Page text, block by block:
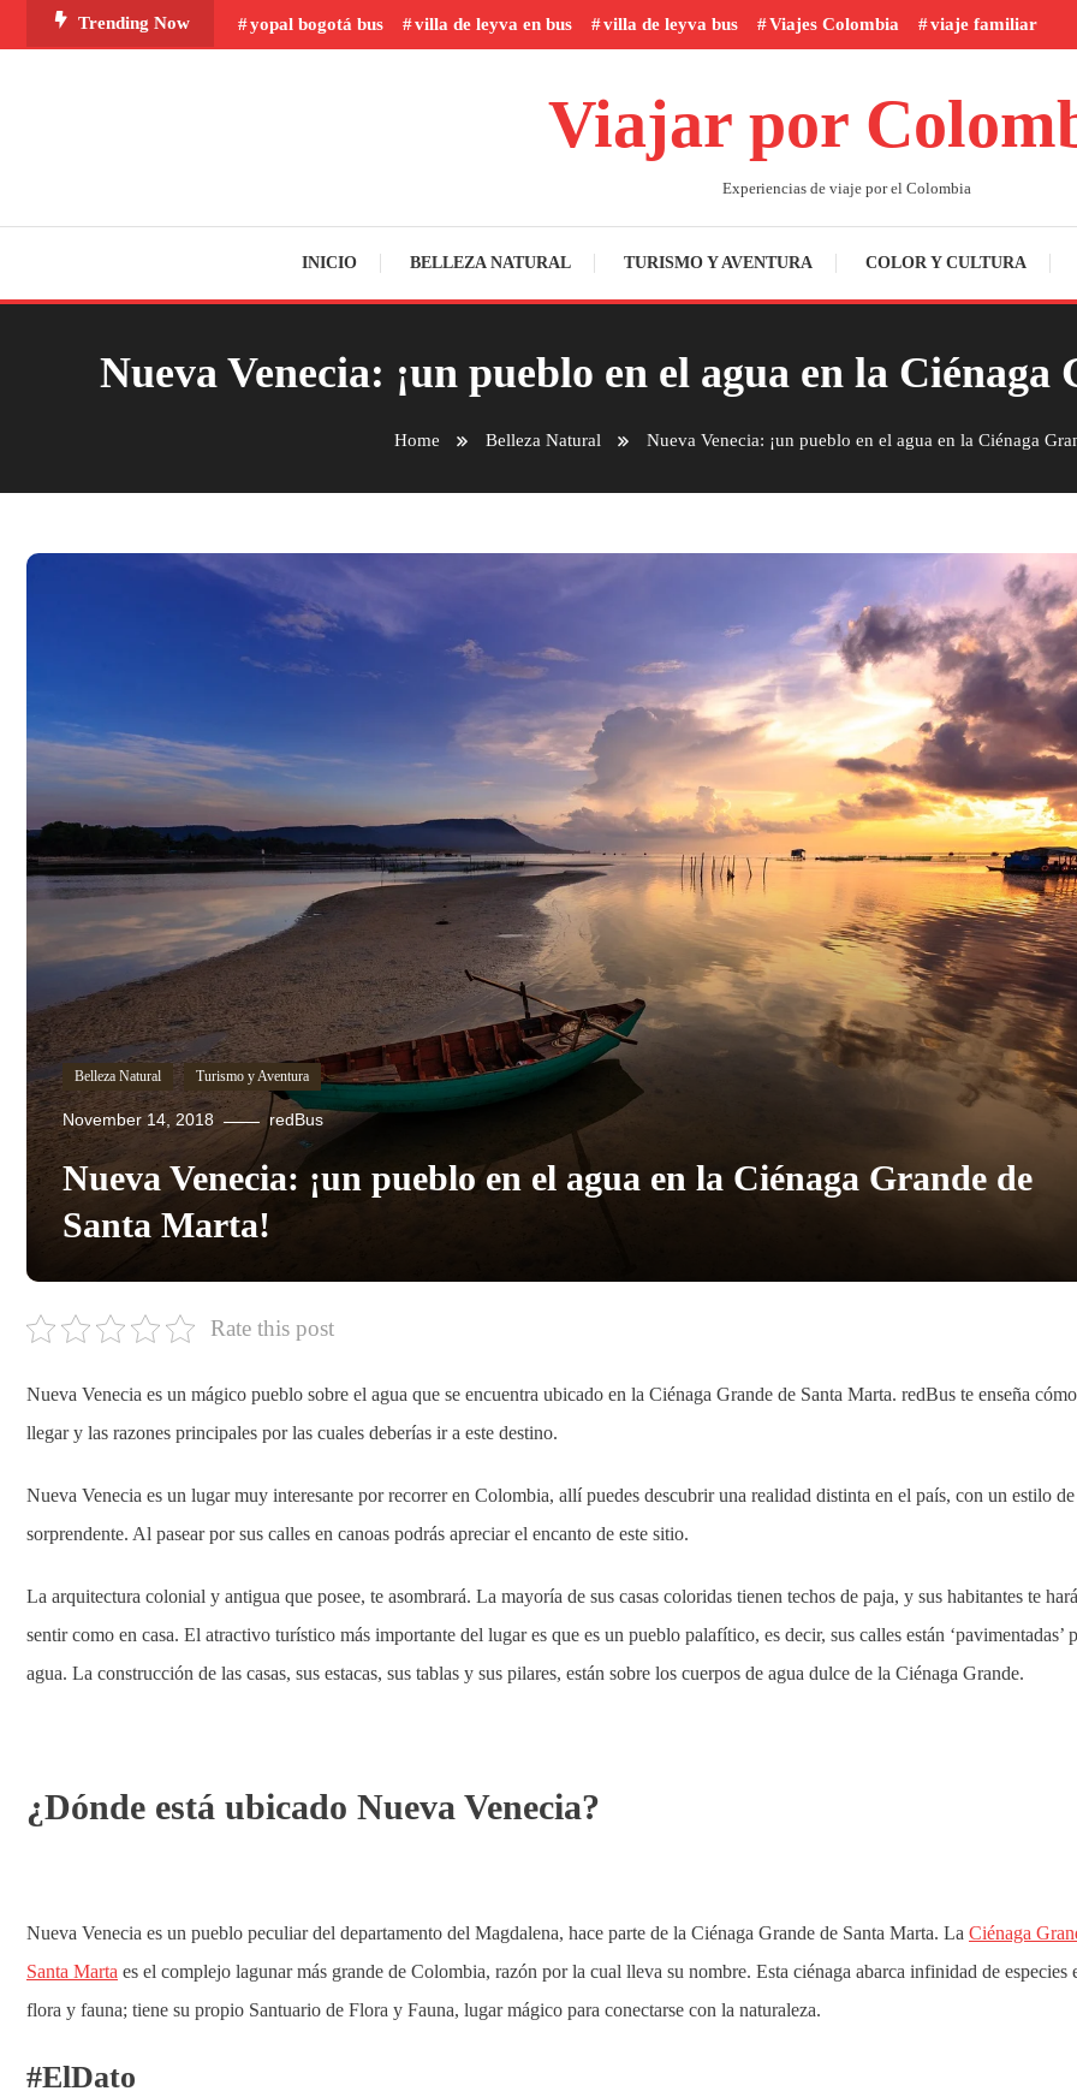
To
Trending Now yopal bogotá bus villa de leyva en bus villa de leyva bus Viajes Colombia viaje familiar
Viajar por
Experiencias de viaje por el Colombia
INICIO BELLEZA NATURAL TURISMO Y AVENTURA COLOR Y CULTURA
Nueva Venecia: ¡un pueblo en el agua en la
Home Belleza Natural Nueva Venecia: ¡un pueblo en el agua en la Ciénaga
Belleza Natural Turismo y Aventura
November 14, 2018 redBus
Nueva Venecia: ¡un pueblo en el agua en la Ciénaga Grande de
Santa Marta!
Rate this post
Nueva Venecia es un mágico pueblo sobre el agua que se encuentra ubicado en la Ciénaga Grande de Santa Marta. redBus te enseña cómo
llegar y las razones principales por las cuales deberías ir a este destino.
Nueva Venecia es un lugar muy interesante por recorrer en Colombia, allí puedes descubrir una realidad distinta en el país, con un estilo
sorprendente. Al pasear por sus calles en canoas podrás apreciar el encanto de este sitio.
La arquitectura colonial y antigua que posee, te asombrará. La mayoría de sus casas coloridas tienen techos de paja, y sus habitantes te
sentir como en casa. El atractivo turístico más importante del lugar es que es un pueblo palafítico, es decir, sus calles están ‘pavimentadas’
agua. La construcción de las casas, sus estacas, sus tablas y sus pilares, están sobre los cuerpos de agua dulce de la Ciénaga Grande.
¿Dónde está ubicado Nueva Venecia?
Nueva Venecia es un pueblo peculiar del departamento del Magdalena, hace parte de la Ciénaga Grande de Santa Marta. La Ciénaga
Santa Marta es el complejo lagunar más grande de Colombia, razón por la cual lleva su nombre. Esta ciénaga abarca infinidad de especies
flora y fauna; tiene su propio Santuario de Flora y Fauna, lugar mágico para conectarse con la naturaleza.
#ElDato